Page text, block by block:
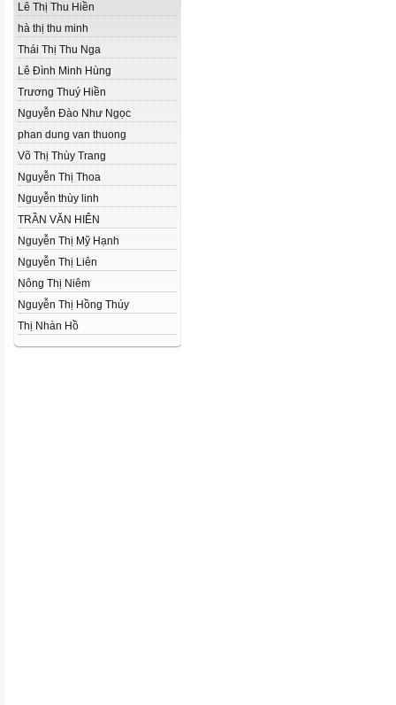
Lê Thị Thu Hiền
hà thị thu minh
Thái Thị Thu Nga
Lê Đình Minh Hùng
Trương Thuý Hiền
Nguyễn Đào Như Ngọc
phan dung van thuong
Võ Thị Thùy Trang
Nguyễn Thị Thoa
Nguyễn thùy linh
TRẦN VĂN HIÊN
Nguyễn Thị Mỹ Hạnh
Nguyễn Thị Liên
Nông Thị Niêm
Nguyễn Thị Hồng Thúy
Thị Nhàn Hồ